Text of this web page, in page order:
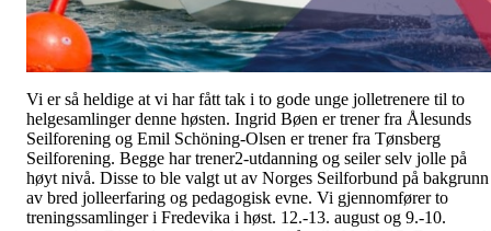
Vi er så heldige at vi har fått tak i to gode unge jolletrenere til to
helgesamlinger denne høsten. Ingrid Bøen er trener fra Ålesunds
Seilforening og Emil Schöning-Olsen er trener fra Tønsberg
Seilforening. Begge har trener2-utdanning og seiler selv jolle på
høyt nivå. Disse to ble valgt ut av Norges Seilforbund på bakgrunn
av bred jolleerfaring og pedagogisk evne. Vi gjennomfører to
treningssamlinger i Fredevika i høst. 12.-13. august og 9.-10.